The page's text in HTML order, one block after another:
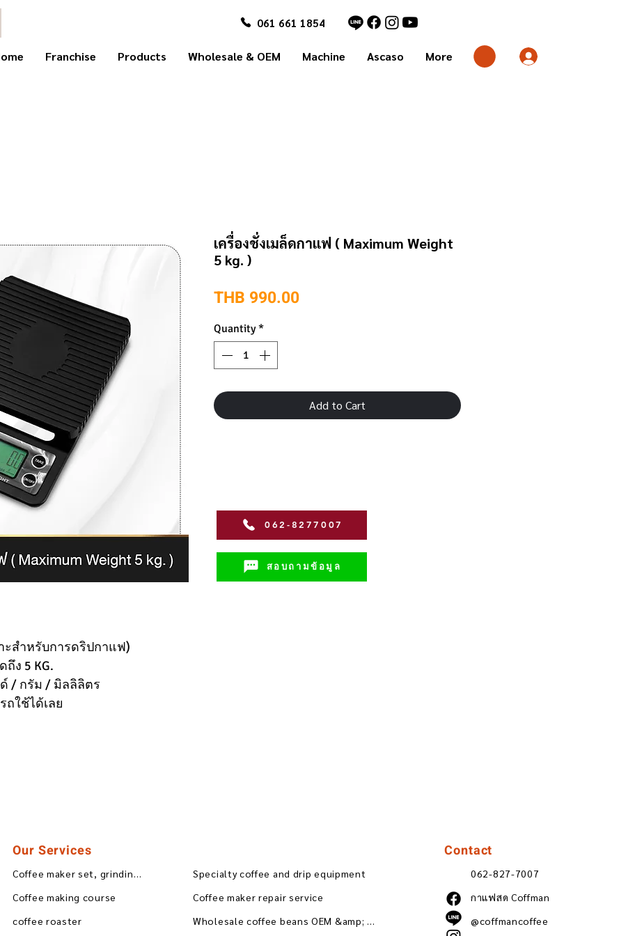
061 661 1854
Franchise Products Wholesale & OEM Machine Ascaso More
ะสำหรับการดริปกาแฟ)
ง 5 KG.
/ กรัม / มิลลิลิตร
ถใช้ได้เลย
เครื่องชั่งเมล็ดกาแฟ ( Maximum Weight
5 kg. )
THB 990.00Price
Quantity *
Add to Cart
สอบถามข้อมูล
062-8277007
Our Services
Coffee maker set, grinding, blending
Coffee making course
coffee roaster
Specialty coffee and drip equipment
Coffee maker repair service
Wholesale coffee beans OEM &amp; ODM
Contact
062-827-7007
กาแฟสด Coffman
@coffmancoffee